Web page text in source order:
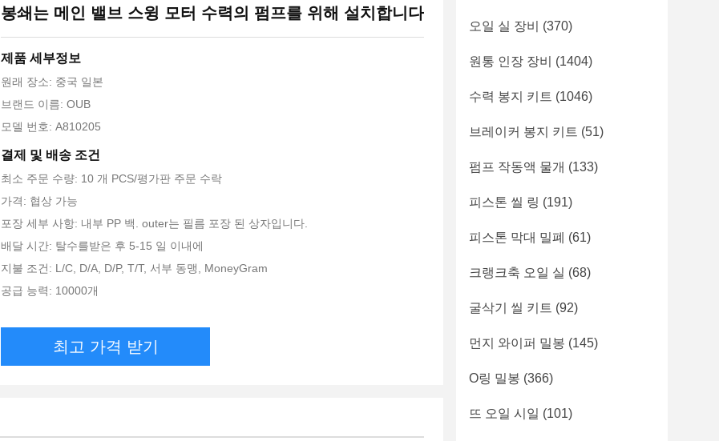
봉쇄는 메인 밸브 스윙 모터 수력의 펌프를 위해 설치합니다
제품 세부정보
원래 장소: 중국 일본
브랜드 이름: OUB
모델 번호: A810205
결제 및 배송 조건
최소 주문 수량: 10 개 PCS/평가판 주문 수락
가격: 협상 가능
포장 세부 사항: 내부 PP 백. outer는 필름 포장 된 상자입니다.
배달 시간: 탈수를받은 후 5-15 일 이내에
지불 조건: L/C, D/A, D/P, T/T, 서부 동맹, MoneyGram
공급 능력: 10000개
최고 가격 받기
오일 실 장비 (370)
원통 인장 장비 (1404)
수력 봉지 키트 (1046)
브레이커 봉지 키트 (51)
펌프 작동액 물개 (133)
피스톤 씰 링 (191)
피스톤 막대 밀폐 (61)
크랭크축 오일 실 (68)
굴삭기 씰 키트 (92)
먼지 와이퍼 밀봉 (145)
O링 밀봉 (366)
뜨 오일 시일 (101)